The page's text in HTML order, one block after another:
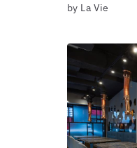
by La Vie